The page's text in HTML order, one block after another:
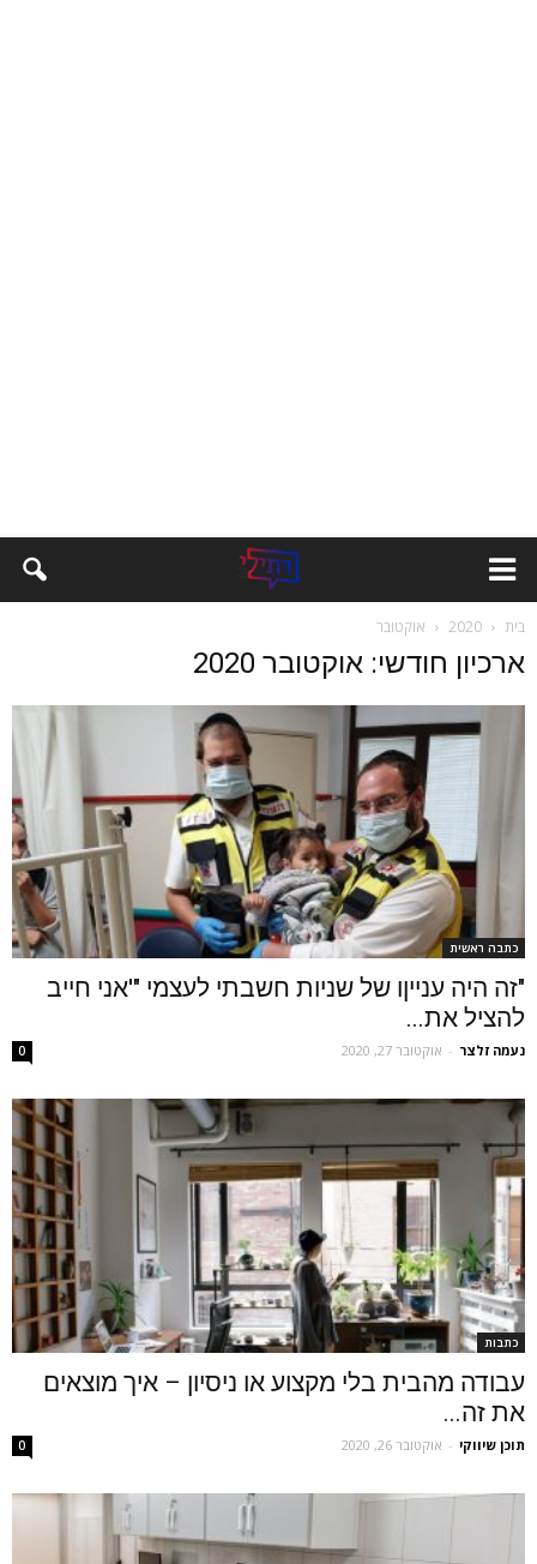
בית 2020 אוקטובר
ארכיון חודשי: אוקטובר 2020
כתבה ראשית
"זה היה ענייןו של שניות חשבתי לעצמי "'אני חייב
להציל את...
נעמה זלצר - אוקטובר 27, 2020 0
כתבות
עבודה מהבית בלי מקצוע או ניסיון – איך מוצאים
את זה...
תוכן שיווקי - אוקטובר 26, 2020 0